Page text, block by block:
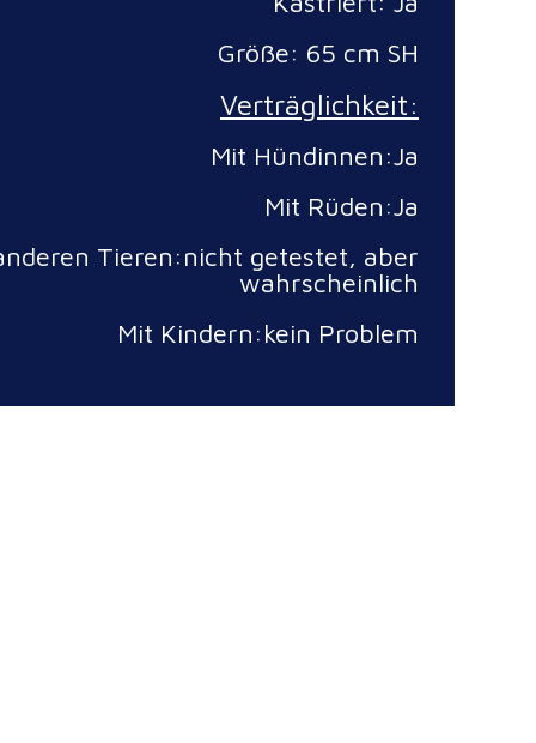
Größe: 65 cm SH
Verträglichkeit:
Mit Hündinnen:Ja
Mit Rüden:Ja
Tieren:nicht getestet, aber
wahrscheinlich
Mit Kindern:kein Problem